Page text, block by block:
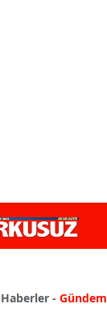
Haberler - Gündem